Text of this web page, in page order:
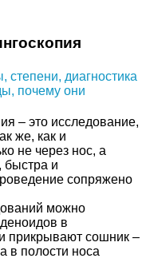
– это исследование,
же, как и
не через нос, а
быстра и
сопряжено
можно
в
прикрывают сошник –
в полости носа